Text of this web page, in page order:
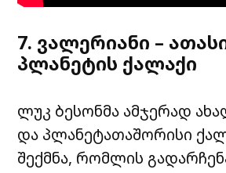
7. ვალერიანი –
პლანეტის ქალაქი
ლუკ ბესონმა ამჯერად
და პლანეტათაშორისი
შექმნა, რომლის